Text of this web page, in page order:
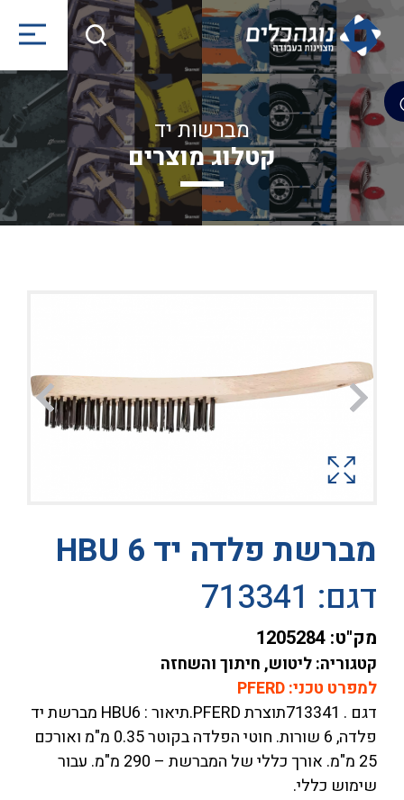
מברשות יד
קטלוג מוצרים
מברשת פלדה יד HBU 6
דגם: 713341
מק"ט: 1205284
קטגוריה: ליטוש, חיתוך והשחזה
למפרט טכני: PFERD
דגם . 713341תוצרת PFERD.תיאור : HBU6 מברשת יד
פלדה, 6 שורות. חוטי הפלדה בקוטר 0.35 מ"מ ואורכם
25 מ"מ. אורך כללי של המברשת – 290 מ"מ. עבור
שימוש כללי.